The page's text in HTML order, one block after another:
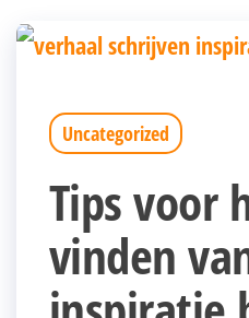
Uncategorized
Tips voor
vinden